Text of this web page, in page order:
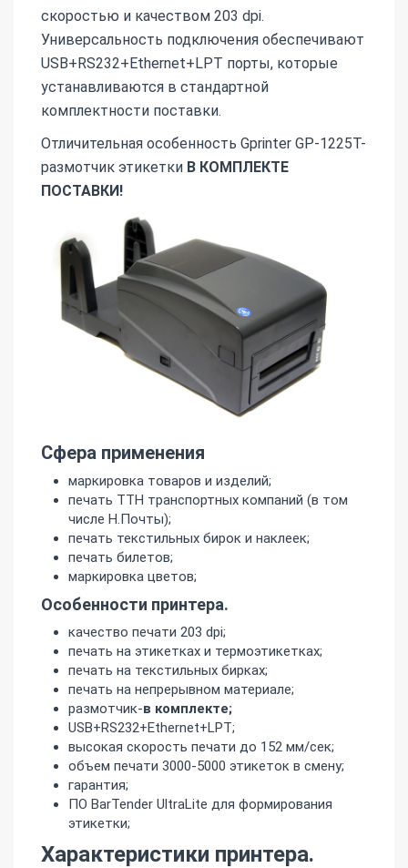
скоростью и качеством 203 dpi.
Универсальность подключения обеспечивают
USB+RS232+Ethernet+LPT порты, которые
устанавливаются в стандартной
комплектности поставки.
Отличительная особенность Gprinter GP-1225T-
размотчик этикетки В КОМПЛЕКТЕ
ПОСТАВКИ!
Сфера применения
маркировка товаров и изделий;
печать ТТН транспортных компаний (в том
числе Н.Почты);
печать текстильных бирок и наклеек;
печать билетов;
маркировка цветов;
Особенности принтера.
качество печати 203 dpi;
печать на этикетках и термоэтикетках;
печать на текстильных бирках;
печать на непрерывном материале;
размотчик-в комплекте;
USB+RS232+Ethernet+LPT;
высокая скорость печати до 152 мм/сек;
объем печати 3000-5000 этикеток в смену;
гарантия;
ПО BarTender UltraLite для формирования
этикетки;
Характеристики принтера.